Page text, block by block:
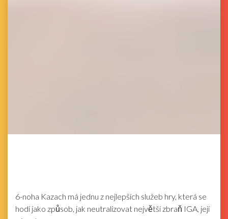
6-noha Kazach má jednu z nejlepších služeb hry, která se
hodí jako způsob, jak neutralizovat největší zbraň IGA, její